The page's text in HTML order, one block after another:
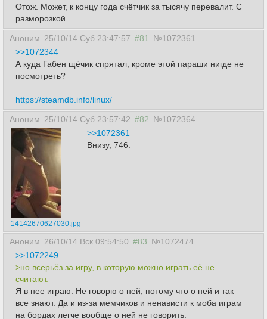
Отож. Может, к концу года счётчик за тысячу перевалит. С
разморозкой.
Аноним 25/10/14 Суб 23:47:57 #81
№1072361
>>1072344
А куда Габен щёчик спрятал, кроме этой параши нигде не
посмотреть?
https://steamdb.info/linux/
Аноним 25/10/14 Суб 23:57:42 #82 №1072364
14142670627030.jpg
>>1072361
Внизу, 746.
Аноним 26/10/14 Вск 09:54:50 #83 №1072474
>>1072249
>но всерьёз за игру, в которую можно играть её не
считают.
Я в нее играю. Не говорю о ней, потому что о ней и так
все знают. Да и из-за мемчиков и ненависти к моба играм
на бордах легче вообще о ней не говорить.